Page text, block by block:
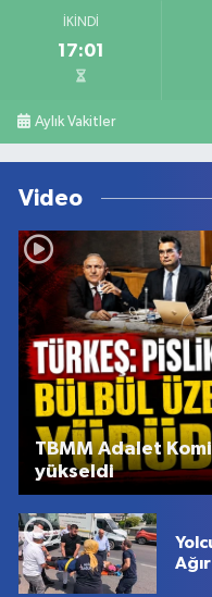
İKINDI
17:01
Aylık Vakitler
Video
TBMM Adalet
yükseldi